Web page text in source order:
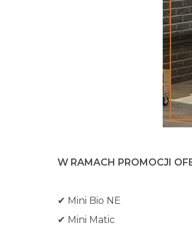
W RAMACH PROMOCJI
✔ Mini Bio NE
✔ Mini Matic